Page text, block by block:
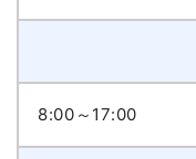
8:00～17:00